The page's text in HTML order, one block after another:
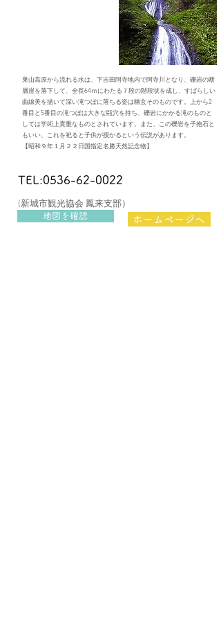
地図を確認
巣山高原から流れる水は、下吉田阿寺地内で阿寺川となり、礫岩の断
層崖を落下して、全長64ｍにわたる７段の階段状を成し、すばらしい
曲線美を描いて深い滝つぼに落ちる姿は幽玄そのものです。上から2
番目と5番目の滝つぼは大きな甌穴を持ち、礫岩にかかる滝のものと
しては学術上貴重なものとされています。また、この礫岩を子抱石と
もいい、これを祀ると子供が授かるという伝説があります。
​【昭和９年１月２２日国指定名勝天然記念物】
TEL:0536-62-0022
(新城市観光協会 鳳来支部）
ホームページへ